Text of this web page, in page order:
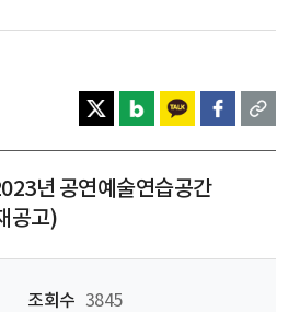
년 공연예술연습공간
공고)
조회수 3845